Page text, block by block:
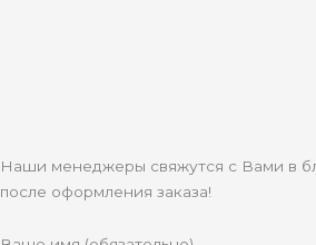
Наши менеджеры свяжутся с Вами в
после оформления заказа!